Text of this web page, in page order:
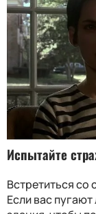
Испытайте
Встретиться
Если вас